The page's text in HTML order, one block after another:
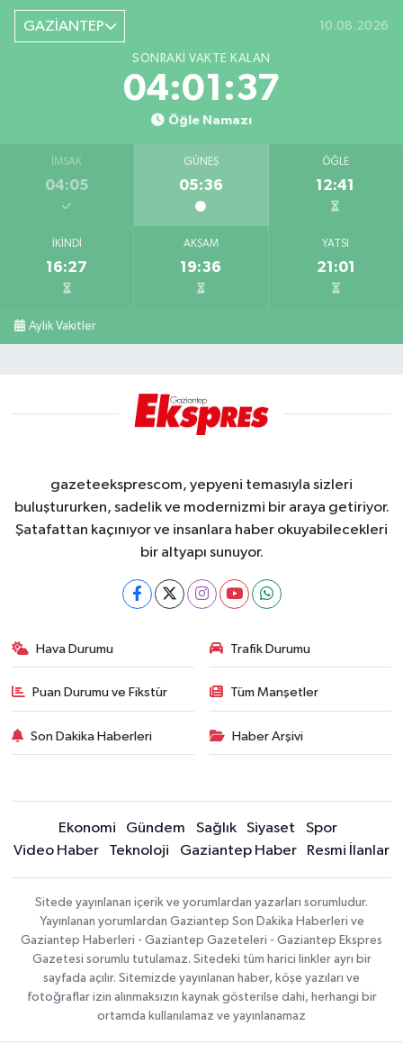
GAZİANTEP 10.08.2026
SONRAKI VAKTE KALAN
04:01:36
Öğle Namazı
İMSAK
04:05
GÜNEŞ
05:36
ÖĞLE
12:41
İKINDI
16:27
AKŞAM
19:36
YATSI
21:01
Aylık Vakitler
gazeteeksprescom, yepyeni temasıyla sizleri
buluştururken, sadelik ve modernizmi bir araya getiriyor.
Şatafattan kaçınıyor ve insanlara haber okuyabilecekleri
bir altyapı sunuyor.
Hava Durumu Trafik Durumu
Puan Durumu ve Fikstür Tüm Manşetler
Son Dakika Haberleri Haber Arşivi
Ekonomi Gündem Sağlık Siyaset
Spor
Video Haber
Teknoloji Gaziantep Haber Resmi İlanlar
Sitede yayınlanan içerik ve yorumlardan yazarları sorumludur.
Yayınlanan yorumlardan Gaziantep Son Dakika Haberleri ve
Gaziantep Haberleri - Gaziantep Gazeteleri - Gaziantep Ekspres
Gazetesi sorumlu tutulamaz. Sitedeki tüm harici linkler ayrı bir
sayfada açılır. Sitemizde yayınlanan haber, köşe yazıları ve
fotoğraflar izin alınmaksızın kaynak gösterilse dahi, herhangi bir
ortamda kullanılamaz ve yayınlanamaz